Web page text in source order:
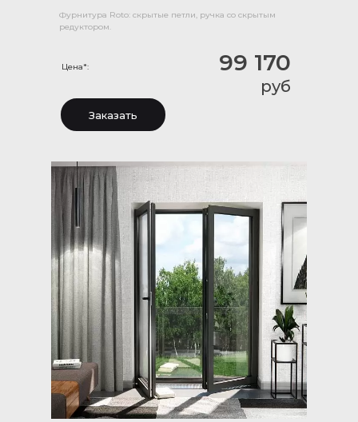
99 170
руб
Фурнитура Roto: скрытые петли, ручка со скрытым
редуктором.
Цена*:
Заказать